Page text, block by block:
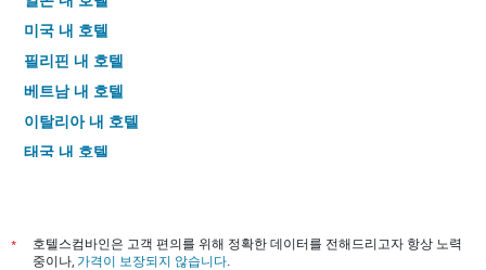
미국 내 호텔
필리핀 내 호텔
베트남 내 호텔
이탈리아 내 호텔
태국 내 호텔
*
호텔스컴바인은 고객 편의를 위해 정확한 데이터를 전해드리고자 항상 노력
중이나, 가격이 보장되지 않습니다.